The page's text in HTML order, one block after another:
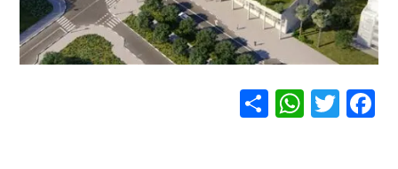
F
T
W